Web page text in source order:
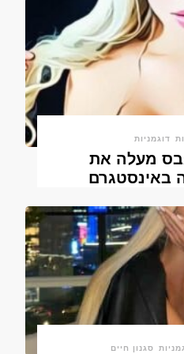
דוגמניות
מעלה את
באינסטגרם
סגנון חיים